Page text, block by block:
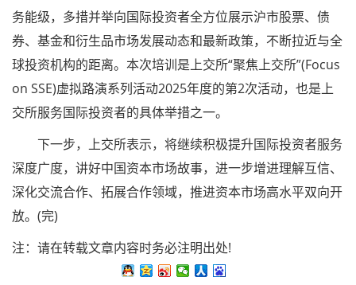
务能级，多措并举向国际投资者全方位展示沪市股票、债
券、基金和衍生品市场发展动态和最新政策，不断拉近与全
球投资机构的距离。本次培训是上交所“聚焦上交所”(Focus
on SSE)虚拟路演系列活动2025年度的第2次活动，也是上
交所服务国际投资者的具体举措之一。
下一步，上交所表示，将继续积极提升国际投资者服务
深度广度，讲好中国资本市场故事，进一步增进理解互信、
深化交流合作、拓展合作领域，推进资本市场高水平双向开
放。(完)
注：请在转载文章内容时务必注明出处!